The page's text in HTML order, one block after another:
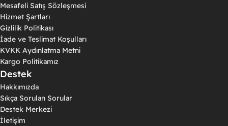
Mesafeli Satış Sözleşmesi
Hizmet Şartları
Gizlilik Politikası
İade ve Teslimat Koşulları
KVKK Aydınlatma Metni
Kargo Politikamız
Destek
Hakkımızda
Sıkça Sorulan Sorular
Destek Merkezi
İletişim